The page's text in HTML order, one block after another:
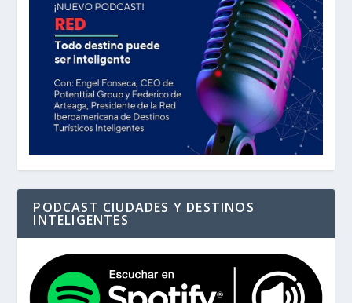
PODCAST CIUDADES Y DESTINOS
INTELIGENTES